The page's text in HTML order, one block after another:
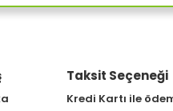
KULAKLIK
OKI PRO1050 Renkli Etiket
Taksit Seçeneği
Kredi Kartı ile